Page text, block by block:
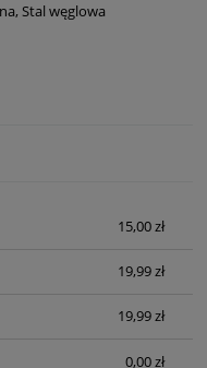
Stal węglowa
15,00 zł
19,99 zł
19,99 zł
0,00 zł